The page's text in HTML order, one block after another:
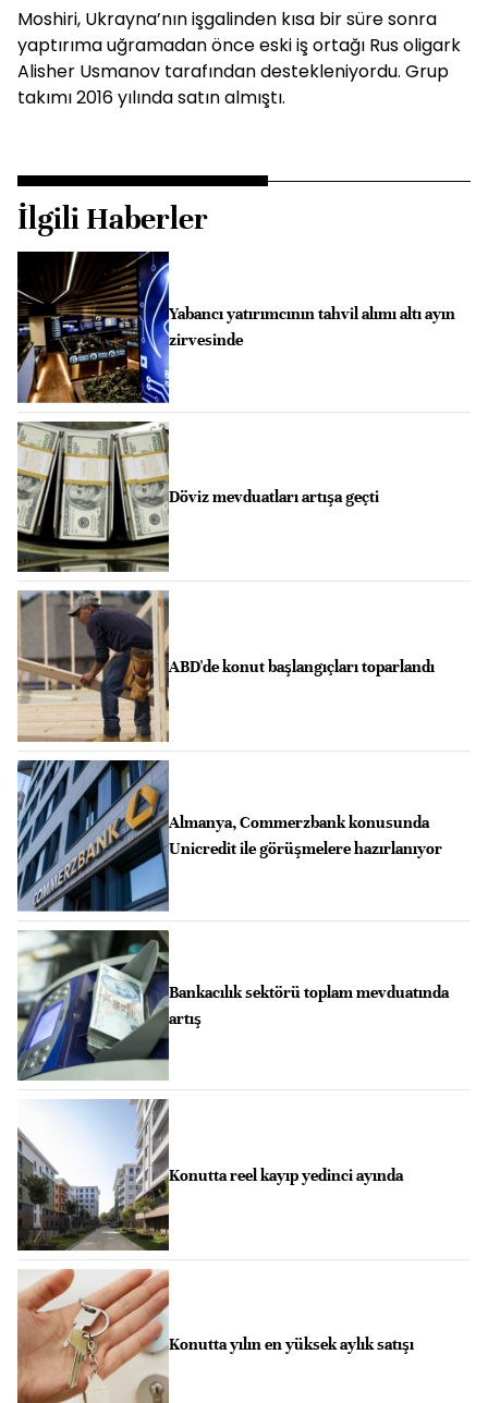
Moshiri, Ukrayna’nın işgalinden kısa bir süre sonra
yaptırıma uğramadan önce eski iş ortağı Rus oligark
Alisher Usmanov tarafından destekleniyordu. Grup
takımı 2016 yılında satın almıştı.
İlgili Haberler
Yabancı yatırımcının tahvil alımı altı ayın
zirvesinde
Döviz mevduatları artışa geçti
ABD'de konut başlangıçları toparlandı
Almanya, Commerzbank konusunda
Unicredit ile görüşmelere hazırlanıyor
Bankacılık sektörü toplam mevduatında
artış
Konutta reel kayıp yedinci ayında
Konutta yılın en yüksek aylık satışı